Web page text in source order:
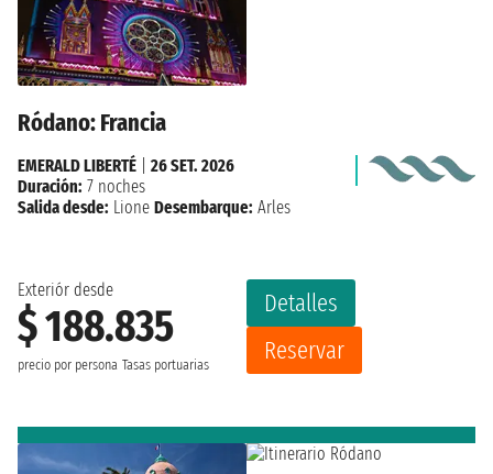
Ródano: Francia
Exteriór desde
$ 188.835
precio por persona Tasas portuarias
Detalles
Reservar
EMERALD LIBERTÉ
26 SET. 2026
Duración: 7 noches
Salida desde: Lione Desembarque: Arles